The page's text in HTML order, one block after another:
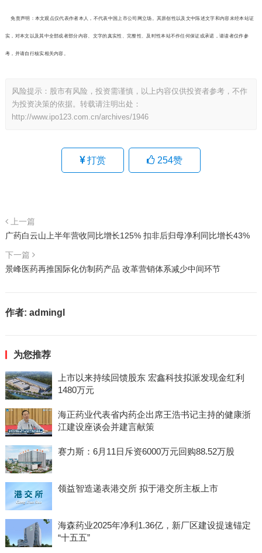
免责声明：本文观点仅代表作者本人，不代表中国上市公司网立场。其原创性以及文中陈述文字和内容未经本站证
实，对本文以及其中全部或者部分内容、文字的真实性、完整性、及时性本站不作任何保证或承诺，请读者仅作参
考，并请自行核实相关内容。
风险提示：股市有风险，投资需谨慎，以上内容仅供投资者参考，不作
为投资决策的依据。转载请注明出处：
http://www.ipo123.com.cn/archives/1946
打赏 254赞
上一篇
广药白云山上半年营收同比增长125% 扣非后归母净利同比增长43%
下一篇
景峰医药再推国际化仿制药产品 改革营销体系减少中间环节
作者: admingl
为您推荐
上市以来持续回馈股东 宏鑫科技拟派发现金红利
1480万元
海正药业代表省内药企出席王浩书记主持的健康浙
江建设座谈会并建言献策
赛力斯：6月11日斥资6000万元回购88.52万股
领益智造递表港交所 拟于港交所主板上市
海森药业2025年净利1.36亿，新厂区建设提速锚定
“十五五”